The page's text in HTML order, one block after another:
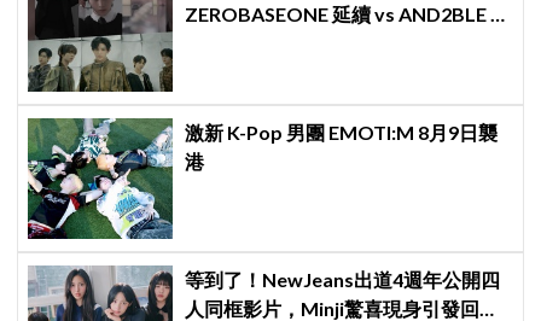
ZEROBASEONE 延續 vs AND2BLE 重
激新 K-Pop 男團 EMOTI:M 8月9日襲
港
等到了！NewJeans出道4週年公開四
人同框影片，Minji驚喜現身引發回歸